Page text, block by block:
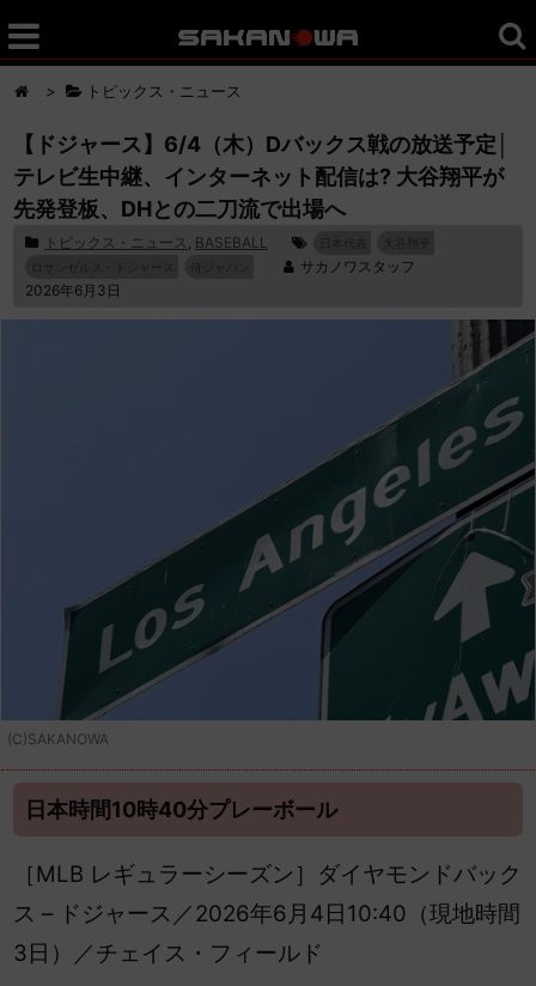
> トピックス・ニュース
【ドジャース】6/4（木）Dバックス戦の放送予定│
テレビ生中継、インターネット配信は? 大谷翔平が
先発登板、DHとの二刀流で出場へ
トピックス・ニュース , BASEBALL
サカノワスタッフ
2026年6月3日
(C)SAKANOWA
日本時間10時40分プレーボール
［MLB レギュラーシーズン］ダイヤモンドバック
ス – ドジャース／2026年6月4日10:40（現地時間
3日）／チェイス・フィールド